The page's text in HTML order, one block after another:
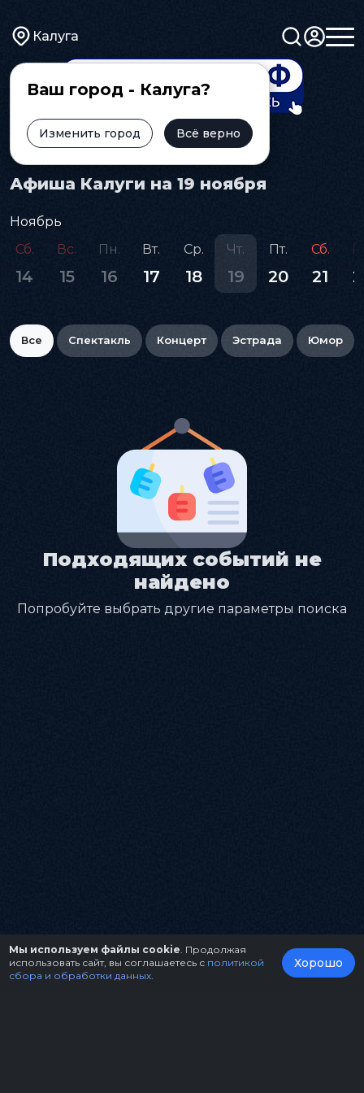
Калуга
Ваш город - Калуга?
Изменить город Всё верно
Главная Афиша
Афиша Калуги на 19 ноября
Ноябрь
Сб.
14
Вс.
15
Пн.
16
Вт.
17
Ср.
18
Чт.
19
Пт.
20
Сб.
21
Все Спектакль Концерт Эстрада Юмор
Подходящих событий не
найдено
Попробуйте выбрать другие параметры поиска
Мы используем файлы cookie . Продолжая
использовать сайт, вы соглашаетесь с политикой
сбора и обработки данных
Хорошо